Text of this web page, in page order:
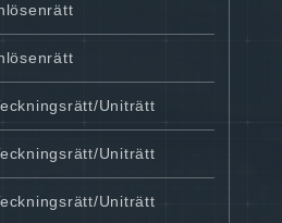
Uniträtt
Uniträtt
Uniträtt